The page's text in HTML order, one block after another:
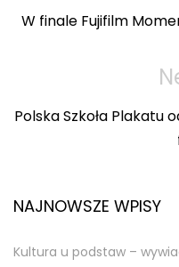
W finale Fujifilm
Polska Szkoła Plakatu
NAJNOWSZE WPISY
Kultura u podstaw –